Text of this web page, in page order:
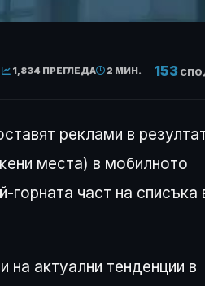
1,834 ПРЕГЛЕДА 2 МИН. 153
реклами в
места) в мобилното
част на списъка
на актуални тенденции в